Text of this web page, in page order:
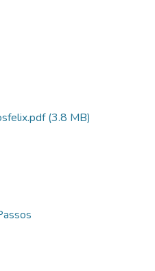
(3.8 MB)